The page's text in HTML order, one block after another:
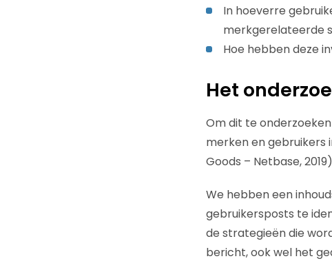
In hoeverre
merkgerelateerde
Hoe hebben deze
Het
Om dit te
merken en gebruikers
Goods – Netbase,
We hebben een
gebruikersposts te
de strategieën die
bericht, ook wel het